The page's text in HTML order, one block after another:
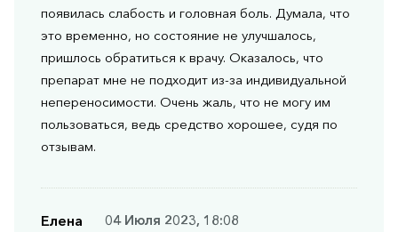
появилась слабость и головная боль. Думала, что
это временно, но состояние не улучшалось,
пришлось обратиться к врачу. Оказалось, что
препарат мне не подходит из-за индивидуальной
непереносимости. Очень жаль, что не могу им
пользоваться, ведь средство хорошее, судя по
отзывам.
Елена
04 Июля 2023, 18:08